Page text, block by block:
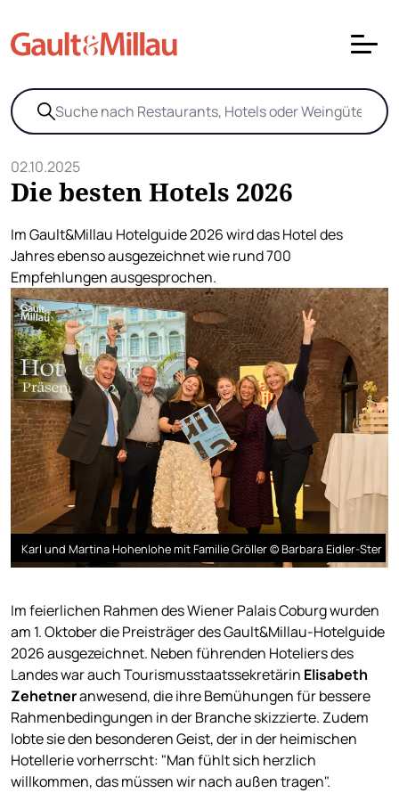
02.10.2025
Die besten Hotels 2026
Im Gault&Millau Hotelguide 2026 wird das Hotel des
Jahres ebenso ausgezeichnet wie rund 700
Empfehlungen ausgesprochen.
Karl und Martina Hohenlohe mit Familie Gröller © Barbara Eidler-Ster
Im feierlichen Rahmen des Wiener Palais Coburg wurden
am 1. Oktober die Preisträger des Gault&Millau-Hotelguide
2026 ausgezeichnet. Neben führenden Hoteliers des
Landes war auch Tourismusstaatssekretärin Elisabeth
Zehetneranwesend, die ihre Bemühungen für bessere
Rahmenbedingungen in der Branche skizzierte. Zudem
lobte sie den besonderen Geist, der in der heimischen
Hotellerie vorherrscht: "Man fühlt sich herzlich
willkommen, das müssen wir nach außen tragen".